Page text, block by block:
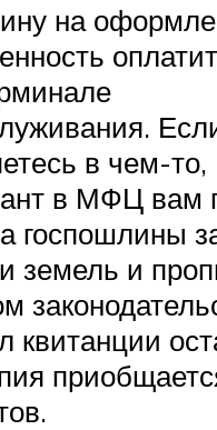
на
в чем-то,
в МФЦ вам
госпошлины
земель и
квитанции